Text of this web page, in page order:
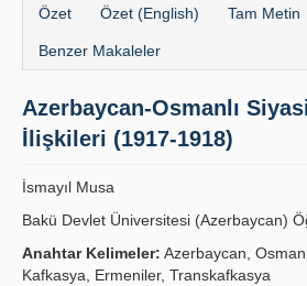
Dergi Kurulları
Yazım Kuralları
Kılavuzlar
Özet Özet (English) Tam Metin
Benzer Makaleler
Azerbaycan-Osmanlı
İlişkileri (1917-1918)
İsmayıl Musa
Bakü Devlet Üniversitesi (Azerbaycan)
Anahtar Kelimeler: Azerbaycan,
Kafkasya, Ermeniler, Transkafkasya